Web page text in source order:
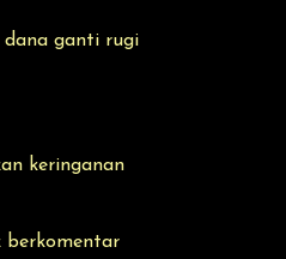
dana ganti rugi
keringanan
berkomentar